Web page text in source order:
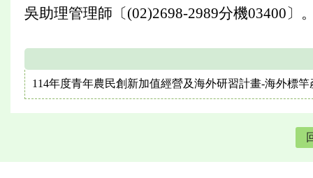
吳助理管理師〔(02)2698-2989分機03400〕
114年度青年農民創新加值經營及海外研習計畫-海外標